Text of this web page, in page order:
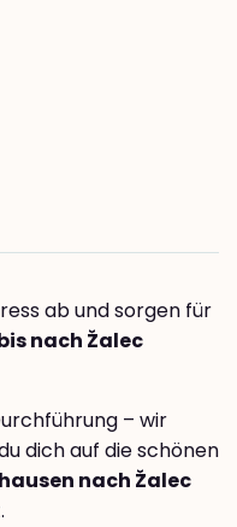
ab und sorgen für
nach Žalec
– wir
dich auf die schönen
nach Žalec